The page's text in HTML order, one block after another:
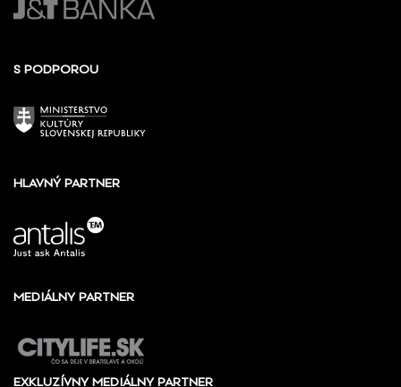
S PODPOROU
HLAVNÝ PARTNER
MEDIÁLNY PARTNER
EXKLUZÍVNY MEDIÁLNY PARTNER